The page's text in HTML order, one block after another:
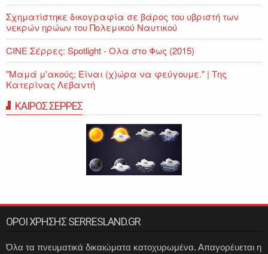
Σχηματίστηκε δικογραφία σε βάρος του υβριστή των
νεκρών ηρώων του Πολεμικού Ναυτικού
CINE Σέρρες: Spotlight - Ολα στο Φως (2015)
"Μαμά μ'ακούς; Είναι (χ)ώρα να φεύγουμε." | Της
Κατερίνας Λεβαντή
ΚΑΙΡΟΣ ΣΕΡΡΕΣ
ΟΡΟΙ ΧΡΗΣΗΣ SERRESLAND.GR
Όλα τα πνευματικά δικαιώματα κατοχυρωμένα. Απαγορέυεται η